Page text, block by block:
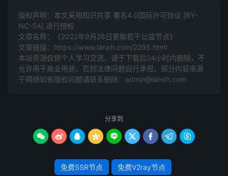
版权声明：本文采用知识共享 署名4.0国际许可协议 [BY-
NC-SA] 进行授权
文章名称：《2022年9月26日更新若干公益节点》
文章链接： https://www.lanxh.com/2295.html
本站资源仅供个人学习交流，请于下载后24小时内删除，不
允许用于商业用途，否则法律问题自行承担。部分内容来源
于网络如有版权问题请联系删除：admin@lanxh.com
分享到
        
免费SSR节点 免费V2ray节点